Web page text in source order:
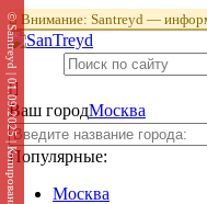
 Внимание: Santreyd —

Ваш городМосква
Популярные:
Москва